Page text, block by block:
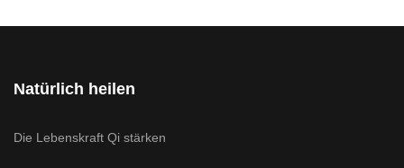
Natürlich heilen
Die Lebenskraft Qi stärken